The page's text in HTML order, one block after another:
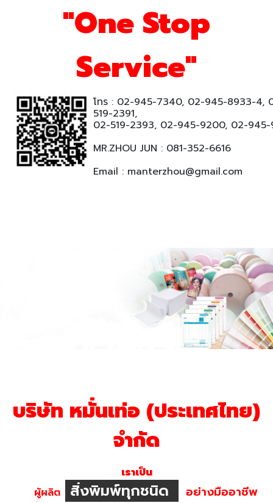
"One Stop
Service"
โทร : 02-945-7340, 02-945-8933-4,
519-2391,
02-519-2393, 02-945-9200, 02-
MR.ZHOU JUN : 081-352-6616
Email : manterzhou@gmail.com
บริษัท หมั่นเท่อ (ประเทศไทย)
จำกัด
เราเป็น
ผู้ผลิต
สิ่งพิมพ์ทุกชนิด อย่างมืออาชีพ